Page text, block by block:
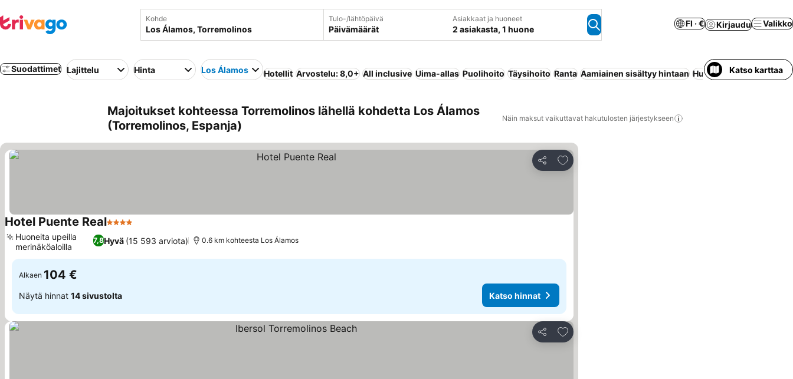
Kohde Tulo-/lähtöpäivä
Päivämäärät
Asiakkaat ja huoneet
2 asiakasta, 1 huone
FI · € Kirjaudu Valikko
Suodattimet Lajittelu Hinta Los Álamos Hotellit Arvostelu: 8,0+ All inclusive Uima-allas Puolihoito Täysihoito Ranta Aamiainen sisältyy hintaan Huoneisto palveluilla
Katso karttaa
Majoitukset kohteessa Torremolinos lähellä kohdetta Los Álamos
(Torremolinos, Espanja)
Näin maksut vaikuttavat hakutulosten järjestykseen
Jaa
Lisää suosikkeihin
Hotel Puente Real4 Tähtiluokitus
7,8Hyvä (15 593 arviota)
Huoneita upeilla
merinäköaloilla
0.6 km kohteesta Los Álamos
Alkaen 104 €
Näytä hinnat 14 sivustolta Katso hinnat
Jaa
Lisää suosikkeihin